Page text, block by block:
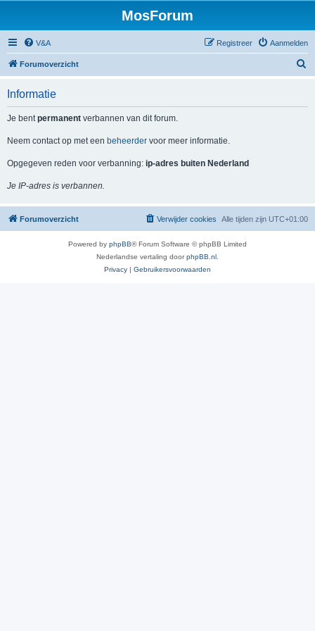
MosForum
V&A Aanmelden
Registreer
Forumoverzicht
Informatie
Je bentpermanent verbannen van dit forum.
Neem contact op met een beheerder voor meer informatie.
Opgegeven reden voor verbanning: ip-adres buiten Nederland
Je IP-adres is verbannen.
Forumoverzicht Alle tijden zijn UTC+01:00
Verwijder cookies
Powered by phpBB® Forum Software © phpBB Limited
Nederlandse vertaling doorphpBB.nl
Privacy | Gebruikersvoorwaarden